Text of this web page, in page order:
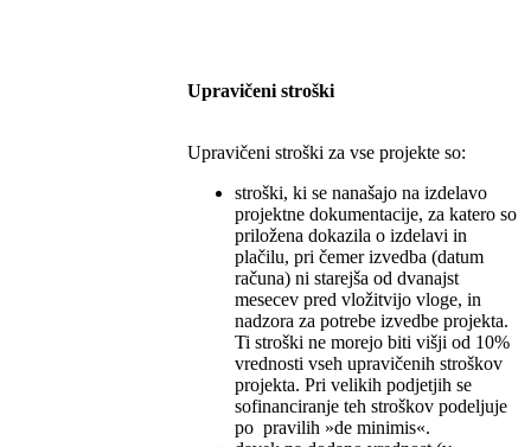
Upravičeni stroški
Upravičeni stroški za vse projekte so:
stroški, ki se nanašajo na izdelavo
projektne dokumentacije, za katero so
priložena dokazila o izdelavi in
plačilu, pri čemer izvedba (datum
računa) ni starejša od dvanajst
mesecev pred vložitvijo vloge, in
nadzora za potrebe izvedbe projekta.
Ti stroški ne morejo biti višji od 10%
vrednosti vseh upravičenih stroškov
projekta. Pri velikih podjetjih se
sofinanciranje teh stroškov podeljuje
po pravilih »de minimis«.